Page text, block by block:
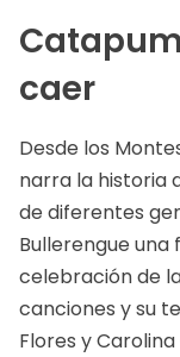
caer
Desde los
narra la historia
de diferentes
Bullerengue
celebración de
canciones y su
Flores y